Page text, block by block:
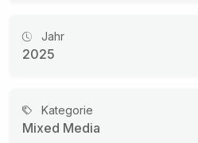
Jahr
2025
Kategorie
Mixed Media